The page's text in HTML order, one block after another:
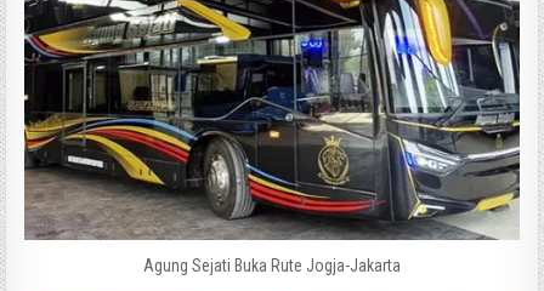
Agung Sejati Buka Rute Jogja-Jakarta